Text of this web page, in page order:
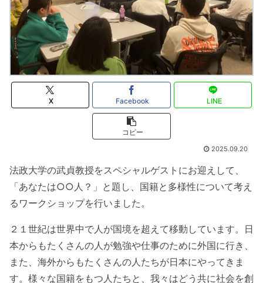
X Facebook LINE
コピー
2025.09.20
法政大学の武貞教授をスペシャルゲストにお迎えして、
「あなたは○○人？」と題し、国籍と多様性について考え
るワークショップを行いました。
２１世紀は世界中で人が国境を超えて移動しています。日
本からもたくさんの人が勉強や仕事のために外国に行き、
また、海外からもたくさんの人たちが日本にやってきま
す。様々な国籍をもつ人たちと、我々はどう共に社会を創